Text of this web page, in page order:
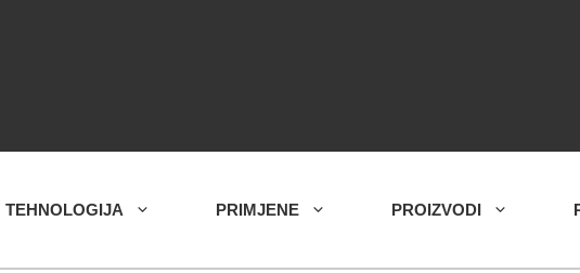
TEHNOLOGIJA PRIMJENE PROIZVODI